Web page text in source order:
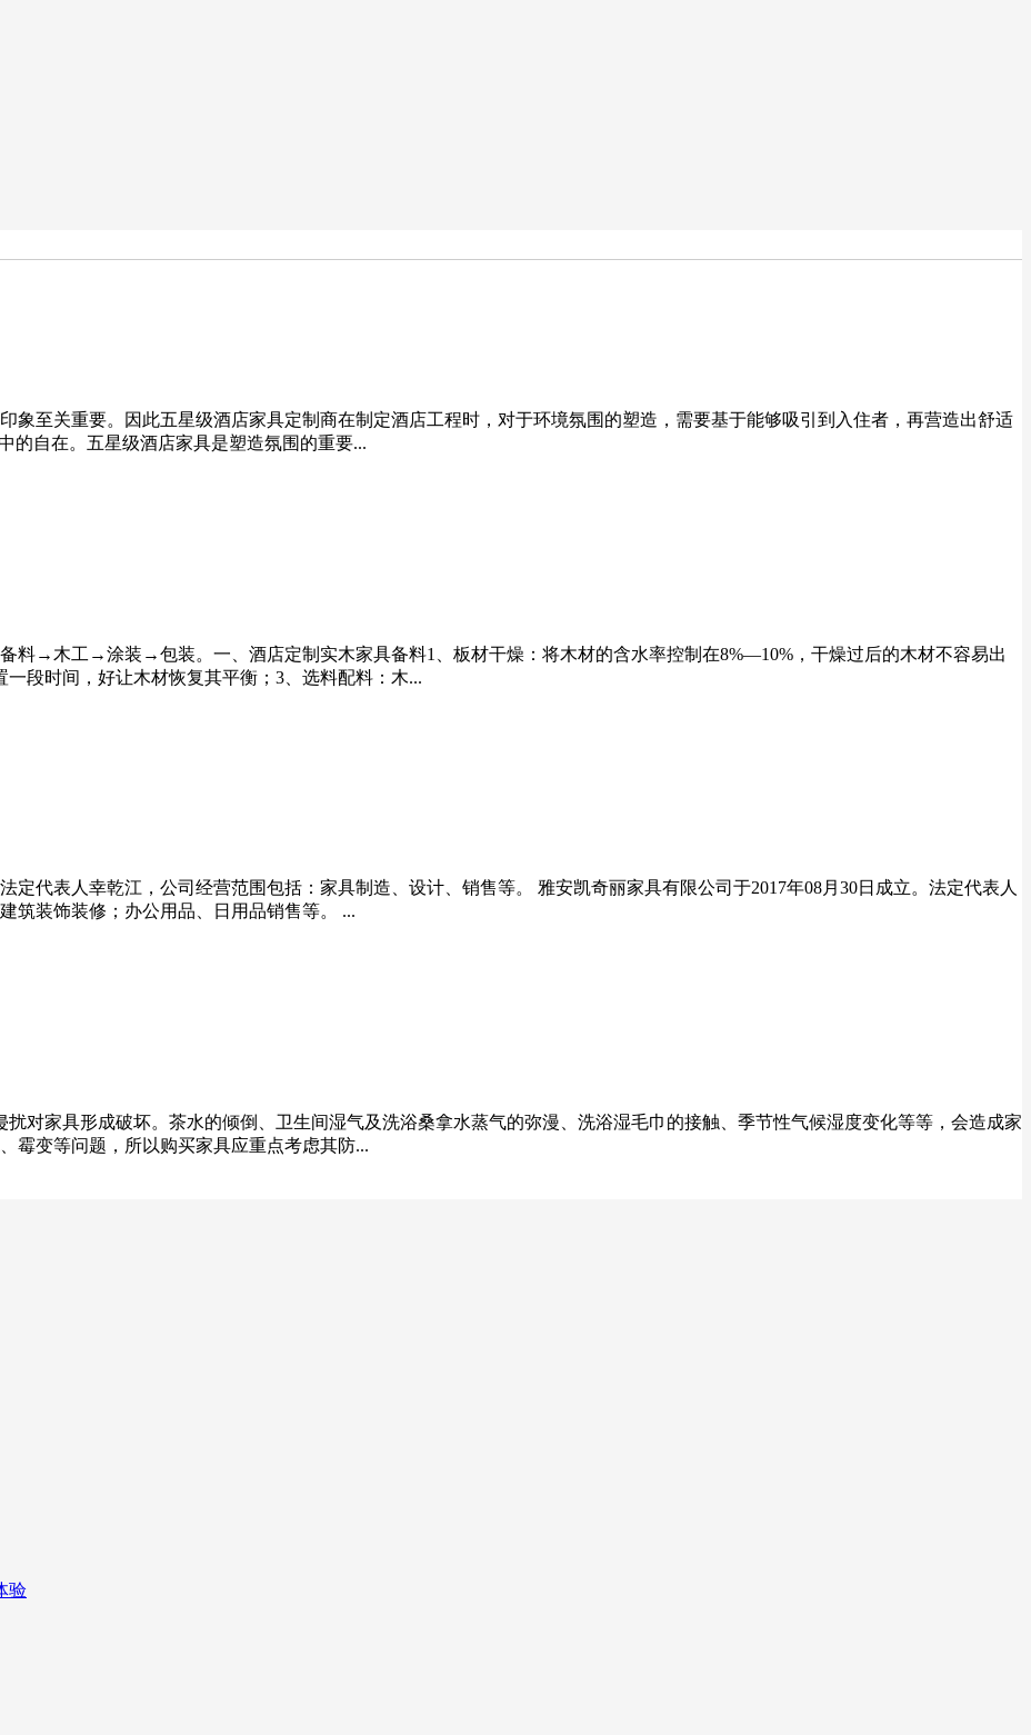
象至关重要。因此五星级酒店家具定制商在制定酒店工程时，对于环境氛围的塑造，需要基于能够吸引到入住者，再营造出舒适
的自在。五星级酒店家具是塑造氛围的重要...
料→木工→涂装→包装。一、酒店定制实木家具备料1、板材干燥：将木材的含水率控制在8%—10%，干燥过后的木材不容易出
段时间，好让木材恢复其平衡；3、选料配料：木...
定代表人幸乾江，公司经营范围包括：家具制造、设计、销售等。 雅安凯奇丽家具有限公司于2017年08月30日成立。法定代表人
筑装饰装修；办公用品、日用品销售等。 ...
对家具形成破坏。茶水的倾倒、卫生间湿气及洗浴桑拿水蒸气的弥漫、洗浴湿毛巾的接触、季节性气候湿度变化等等，会造成家
霉变等问题，所以购买家具应重点考虑其防...